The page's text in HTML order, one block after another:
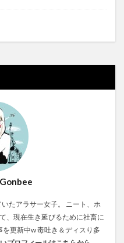
たアラサー女子。 ニート、ホ
、現在生き延びるために社畜に
更新中w 毒吐き＆ディスり多